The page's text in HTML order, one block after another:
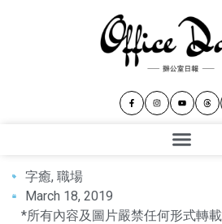
字癒, 職場
March 18, 2019
*所有內容及圖片嚴禁任何形式轉載